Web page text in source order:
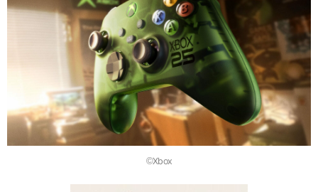
©Xbox